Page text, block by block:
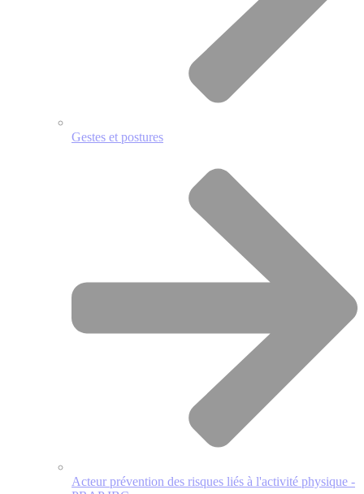
Gestes et postures
Acteur prévention des risques liés à l'activité physique -